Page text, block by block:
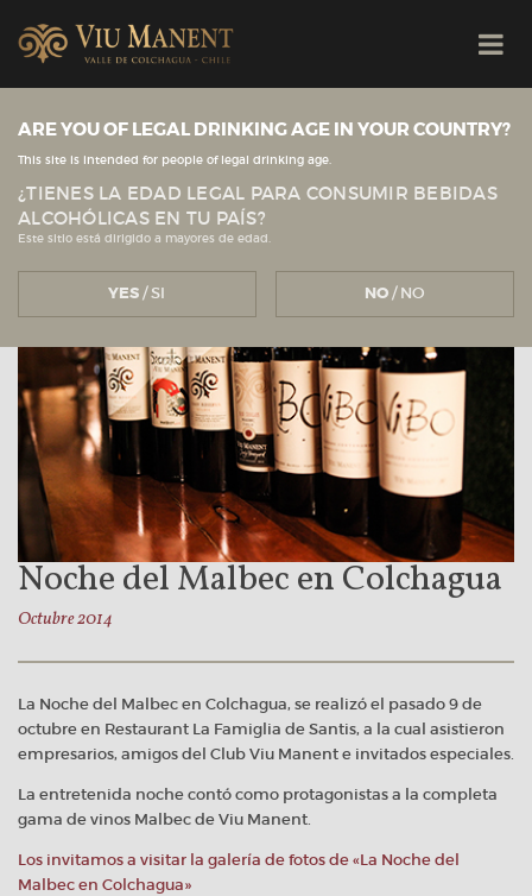
Ver todas las noticias
Viu ManentNOTICIAS
Noche del Malbec en Colchagua
Octubre 2014
La Noche del Malbec en Colchagua, se realizó el pasado 9 de
octubre en Restaurant La Famiglia de Santis, a la cual asistieron
empresarios, amigos del Club Viu Manent e invitados especiales.
La entretenida noche contó como protagonistas a la completa
gama de vinos Malbec de Viu Manent.
Los invitamos a visitar la galería de fotos de «La Noche del
Malbec en Colchagua»
ARE YOU OF LEGAL DRINKING AGE IN YOUR COUNTRY?
This site is intended for people of legal drinking age.
¿TIENES LA EDAD LEGAL PARA CONSUMIR BEBIDAS
ALCOHÓLICAS EN TU PAÍS?
Este sitio está dirigido a mayores de edad.
YES/ SI NO/ NO